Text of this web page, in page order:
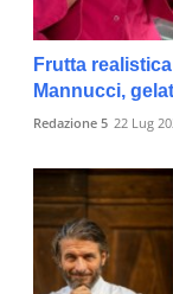
Frutta
Mannucci,
Redazione 5 22 Lug